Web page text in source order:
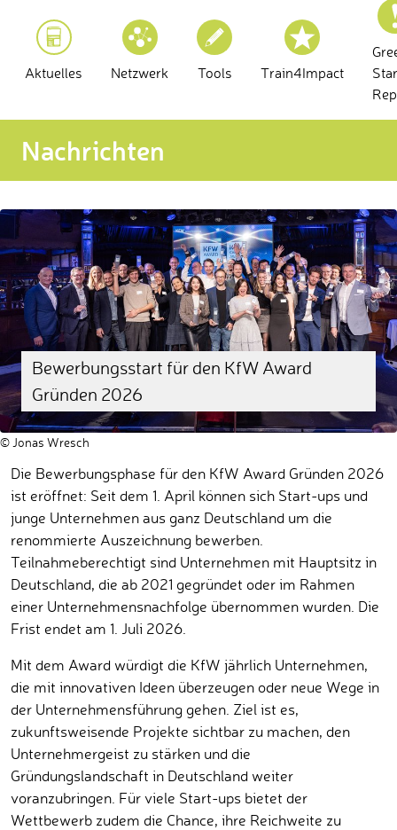
Aktuelles Netzwerk Tools Train4Impact
Nachrichten
Bewerbungsstart für den KfW Award
Gründen 2026
© Jonas Wresch
Die Bewerbungsphase für den KfW Award Gründen 2026
ist eröffnet: Seit dem 1. April können sich Start-ups und
junge Unternehmen aus ganz Deutschland um die
renommierte Auszeichnung bewerben.
Teilnahmeberechtigt sind Unternehmen mit Hauptsitz in
Deutschland, die ab 2021 gegründet oder im Rahmen
einer Unternehmensnachfolge übernommen wurden. Die
Frist endet am 1. Juli 2026.
Mit dem Award würdigt die KfW jährlich Unternehmen,
die mit innovativen Ideen überzeugen oder neue Wege in
der Unternehmensführung gehen. Ziel ist es,
zukunftsweisende Projekte sichtbar zu machen, den
Unternehmergeist zu stärken und die
Gründungslandschaft in Deutschland weiter
voranzubringen. Für viele Start-ups bietet der
Wettbewerb zudem die Chance, ihre Reichweite zu